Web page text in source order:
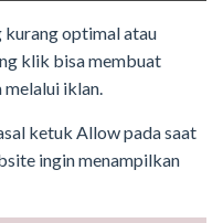
kurang optimal atau
klik bisa membuat
iklan.
ketuk Allow pada saat
ingin menampilkan